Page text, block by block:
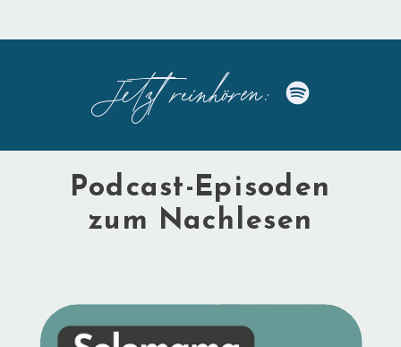
Jetzt reinhören:
Podcast-Episoden
zum Nachlesen